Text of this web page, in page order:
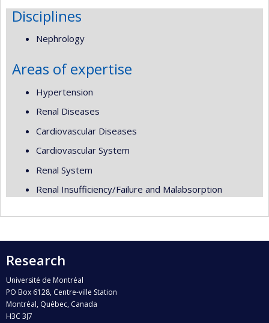
Disciplines
Nephrology
Areas of expertise
Hypertension
Renal Diseases
Cardiovascular Diseases
Cardiovascular System
Renal System
Renal Insufficiency/Failure and Malabsorption
Research
Université de Montréal
PO Box 6128, Centre-ville Station
Montréal, Québec, Canada
H3C 3J7